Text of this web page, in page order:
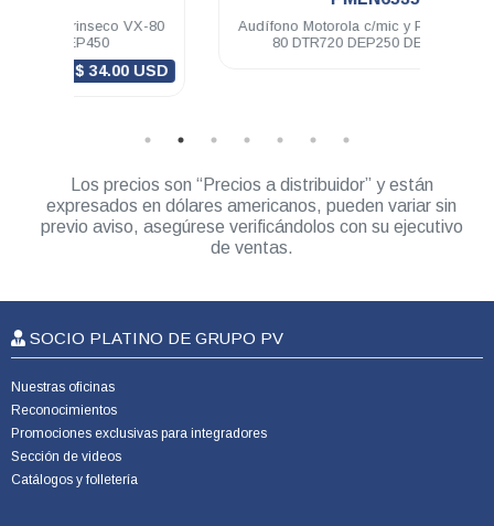
Audífono Motorola c/mic y PTT negro VX-
80 DTR720 DEP250 DEP450 R2
Los precios son “Precios a distribuidor” y están
expresados en dólares americanos, pueden variar sin
previo aviso, asegúrese verificándolos con su ejecutivo
de ventas.
SOCIO PLATINO DE GRUPO PV
Nuestras oficinas
Reconocimientos
Promociones exclusivas para integradores
Sección de videos
Catálogos y folletería